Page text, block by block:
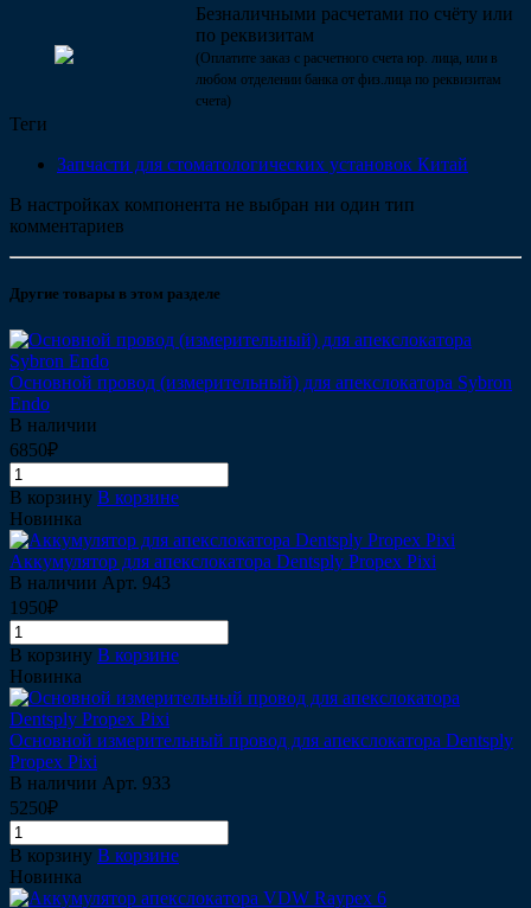
Безналичными расчетами по счёту или
по реквизитам
(Оплатите заказ с расчетного счета юр. лица, или в
любом отделении банка от физ.лица по реквизитам
счета)
Теги
Запчасти для стоматологических установок Китай
В настройках компонента не выбран ни один тип
комментариев
Другие товары в этом разделе
Основной провод (измерительный) для апекслокатора Sybron
Endo
В наличии
6850₽
В корзину В корзине
Новинка
Аккумулятор для апекслокатора Dentsply Propex Pixi
В наличии Арт. 943
1950₽
В корзину В корзине
Новинка
Основной измерительный провод для апекслокатора Dentsply
Propex Pixi
В наличии Арт. 933
5250₽
В корзину В корзине
Новинка